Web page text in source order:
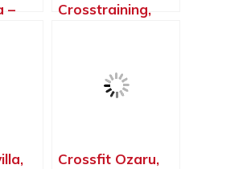
–
Crosstraining,
Crossfit Ozaru,